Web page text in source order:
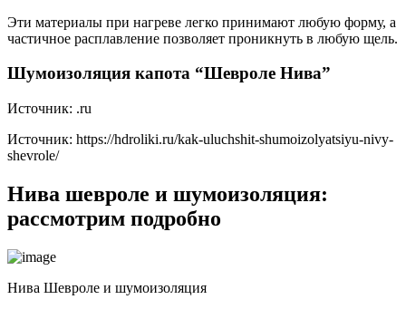
Эти материалы при нагреве легко принимают любую форму, а
частичное расплавление позволяет проникнуть в любую щель.
Шумоизоляция капота “Шевроле Нива”
Источник: .ru
Источник: https://hdroliki.ru/kak-uluchshit-shumoizolyatsiyu-nivy-
shevrole/
Нива шевроле и шумоизоляция:
рассмотрим подробно
Нива Шевроле и шумоизоляция